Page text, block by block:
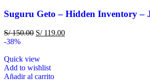
Suguru Geto – Hidden Inventory –
S/150.00 S/119.00
-38%
Quick view
Add to wishlist
Añadir al carrito